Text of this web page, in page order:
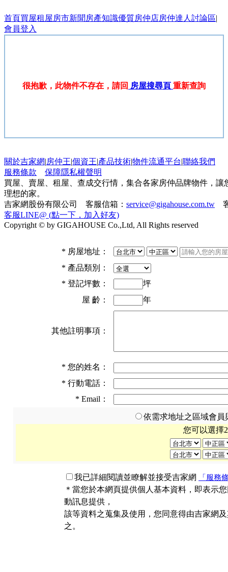
首頁買屋租屋房市新聞 房產知識優質房仲店房仲達人 討論區|
會員登入
很抱歉，此物件不存在，請回 房屋搜尋頁 重新查詢
關於吉家網|房仲王|個資王|產品技術|物件流通平台|聯絡我們
服務條款
保障隱私權聲明
買屋、賣屋、租屋、查成交行情，集合各家房仲品牌物件，
理想的家。
吉家網股份有限公司 客服信箱： service@gigahouse.com.tw
客服LINE@ (點一下，加入好友)
Copyright © by GIGAHOUSE Co.,Ltd, All Rights reserved